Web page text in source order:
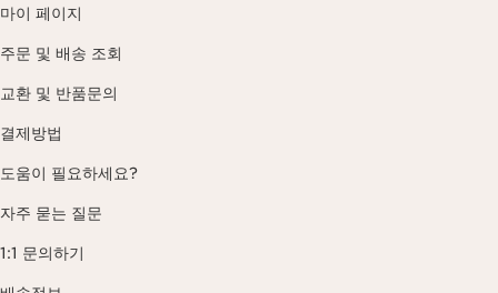
마이 페이지
주문 및 배송 조회
교환 및 반품문의
결제방법
도움이 필요하세요?
자주 묻는 질문
1:1 문의하기